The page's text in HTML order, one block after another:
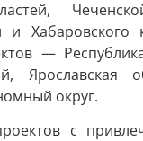
и Хабаровского
—
Ярославская
округ.
с